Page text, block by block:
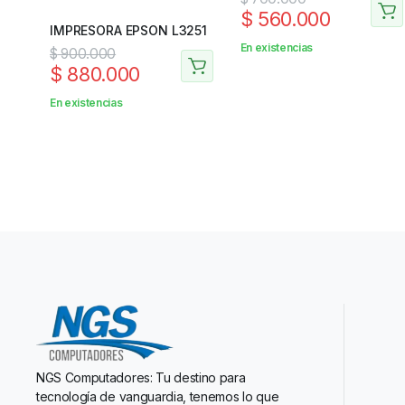
IMPRESORA EPSON L3251
$900.000
$ 880.000
En existencias
$ 560.000
En existencias
NGS Computadores: Tu destino para
tecnología de vanguardia, tenemos lo que